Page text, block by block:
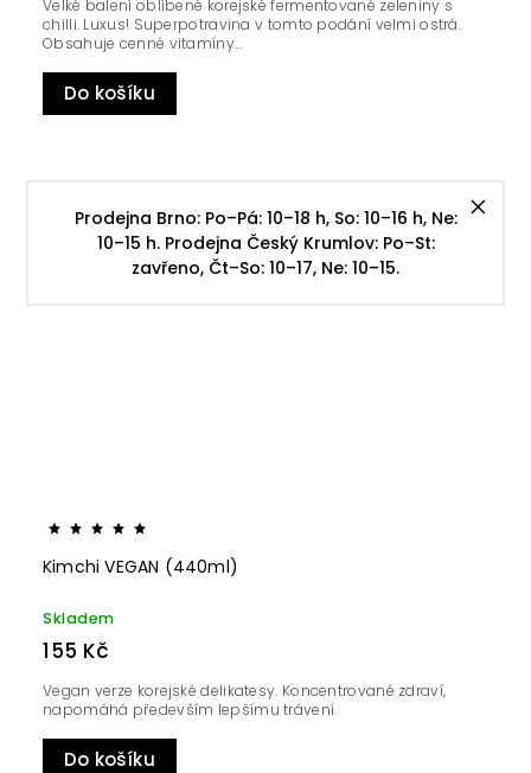
Prodejna Brno: Po–Pá: 10–18 h, So: 10–16 h, Ne:
10–15 h. Prodejna Český Krumlov: Po–St:
zavřeno, Čt–So: 10–17, Ne: 10–15.
Do košíku
Velké balení oblíbené korejské fermentované zeleniny s
chilli. Luxus! Superpotravina v tomto podání velmi ostrá.
Obsahuje cenné vitamíny...
Kimchi VEGAN (440ml)
Skladem
155 Kč
Do košíku
Vegan verze korejské delikatesy. Koncentrované zdraví,
napomáhá především lepšímu trávení.